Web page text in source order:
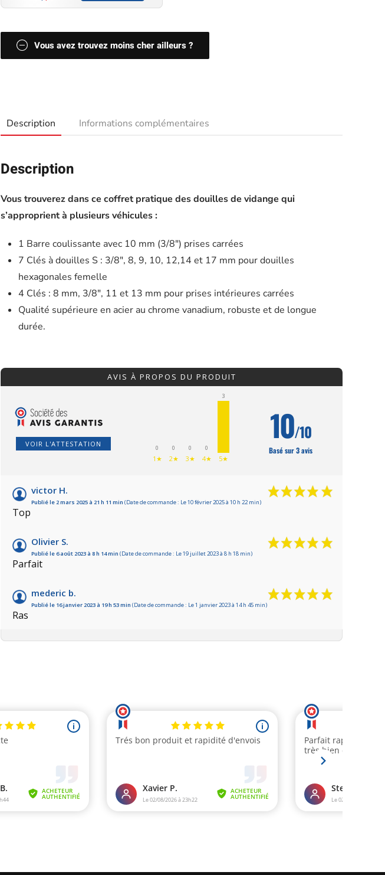
Vous avez trouvez moins cher ailleurs ?
Description Informations complémentaires
Description
Vous trouverez dans ce coffret pratique des douilles de vidange qui
s’approprient à plusieurs véhicules :
1 Barre coulissante avec 10 mm (3/8″) prises carrées
7 Clés à douilles S : 3/8″, 8, 9, 10, 12,14 et 17 mm pour douilles
hexagonales femelle
4 Clés : 8 mm, 3/8″, 11 et 13 mm pour prises intérieures carrées
Qualité supérieure en acier au chrome vanadium, robuste et de longue
durée.
AVIS À PROPOS DU PRODUIT
VOIR L'ATTESTATION 0
1★
0
2★
0
3★
0
4★
3
5★
10/10
Basé sur 3 avis
victor H.
Publié le 2 mars 2025 à 21 h 11 min (Date de commande : Le 10 février 2025 à 10 h 22 min)
Top
Olivier S.
Publié le 6 août 2023 à 8 h 14 min (Date de commande : Le 19 juillet 2023 à 8 h 18 min)
Parfait
mederic b.
Publié le 16 janvier 2023 à 19 h 53 min (Date de commande : Le 1 janvier 2023 à 14 h 45 min)
Ras